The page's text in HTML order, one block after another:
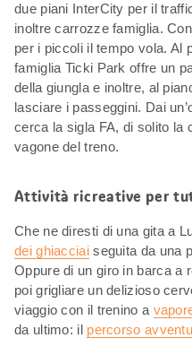
due piani InterCity per il
inoltre carrozze famiglia.
per i piccoli il tempo vola. Al
famiglia Ticki Park offre un
della giungla e inoltre, al
lasciare i passeggini. Dai
cerca la sigla FA, di solito la
vagone del treno.
Attività ricreative per
Che ne diresti di una gita a
dei ghiacciaiseguita da una
Oppure di un giro in barca a
poi grigliare un delizioso
viaggio con il trenino a
da ultimo: il percorso